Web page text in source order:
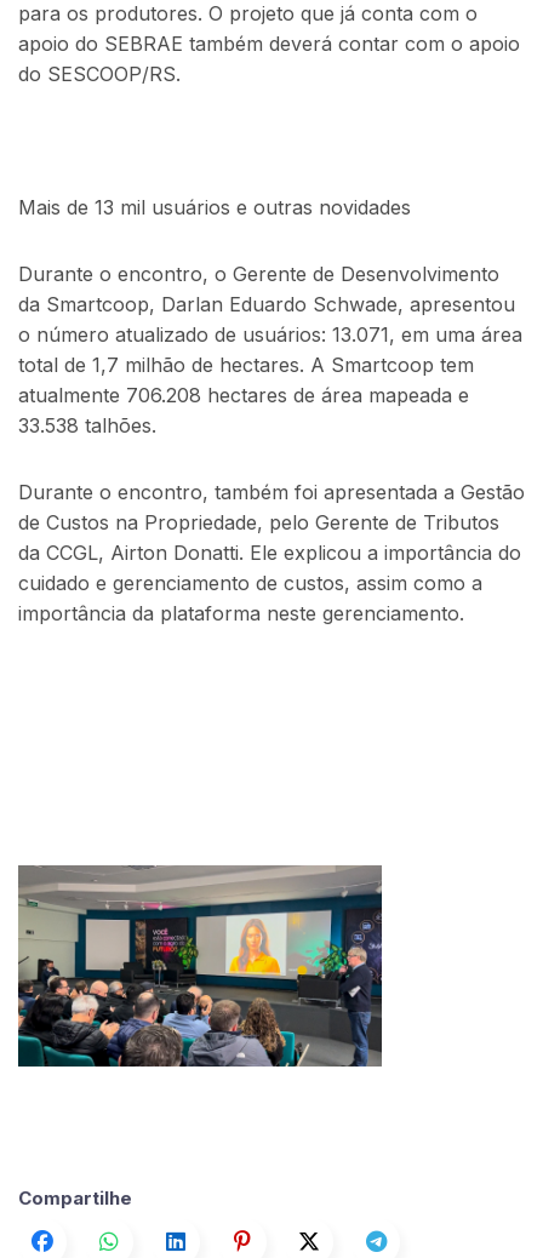
para os produtores. O projeto que já conta com o
apoio do SEBRAE também deverá contar com o apoio
do SESCOOP/RS.
Mais de 13 mil usuários e outras novidades
Durante o encontro, o Gerente de Desenvolvimento
da Smartcoop, Darlan Eduardo Schwade, apresentou
o número atualizado de usuários: 13.071, em uma área
total de 1,7 milhão de hectares. A Smartcoop tem
atualmente 706.208 hectares de área mapeada e
33.538 talhões.
Durante o encontro, também foi apresentada a Gestão
de Custos na Propriedade, pelo Gerente de Tributos
da CCGL, Airton Donatti. Ele explicou a importância do
cuidado e gerenciamento de custos, assim como a
importância da plataforma neste gerenciamento.
Compartilhe